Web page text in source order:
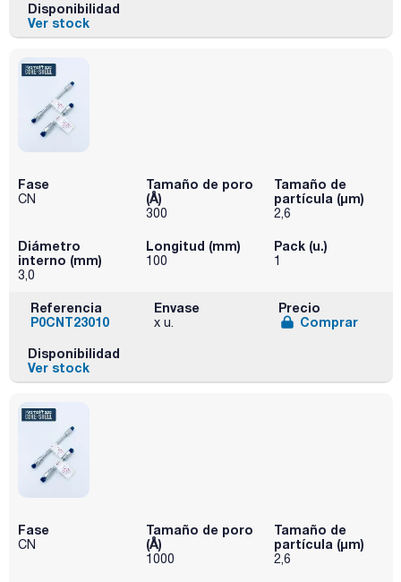
Disponibilidad
Ver stock
Fase
CN
Tamaño de poro
(Å)
300
Tamaño de
partícula (μm)
2,6
Diámetro
interno (mm)
3,0
Longitud (mm)
100
Pack (u.)
1
Referencia
P0CNT23010
Envase
x u.
Precio
Comprar
Disponibilidad
Ver stock
Fase
CN
Tamaño de poro
(Å)
1000
Tamaño de
partícula (μm)
2,6